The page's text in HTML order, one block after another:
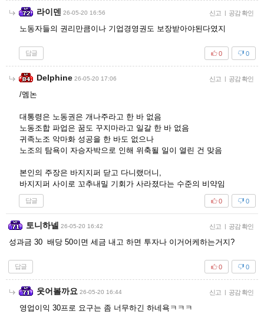
라이덴 26-05-20 16:56 신고 | 공감 확인
노동자들의 권리만큼이나 기업경영권도 보장받아야된다였지
답글 0
0
Delphine 26-05-20 17:06 신고 | 공감 확인
/멤논
대통령은 노동권은 개나주라고 한 바 없음
노동조합 파업은 꿈도 꾸지마라고 일갈 한 바 없음
귀족노조 악마화 성공을 한 바도 없으나
노조의 탐욕이 자승자박으로 인해 위축될 일이 열린 건 맞음
본인의 주장은 바지지퍼 닫고 다니랬더니,
바지지퍼 사이로 꼬추내밀 기회가 사라졌다는 수준의 비약임
답글 0
0
토니하넬 26-05-20 16:42 신고 | 공감 확인
성과금 30 배당 50이면 세금 내고 하면 투자나 이거어케하는거지?
답글 0
0
웃어볼까요 26-05-20 16:44 신고 | 공감 확인
영업이익 30프로 요구는 좀 너무하긴 하네욕ㅋㅋㅋ